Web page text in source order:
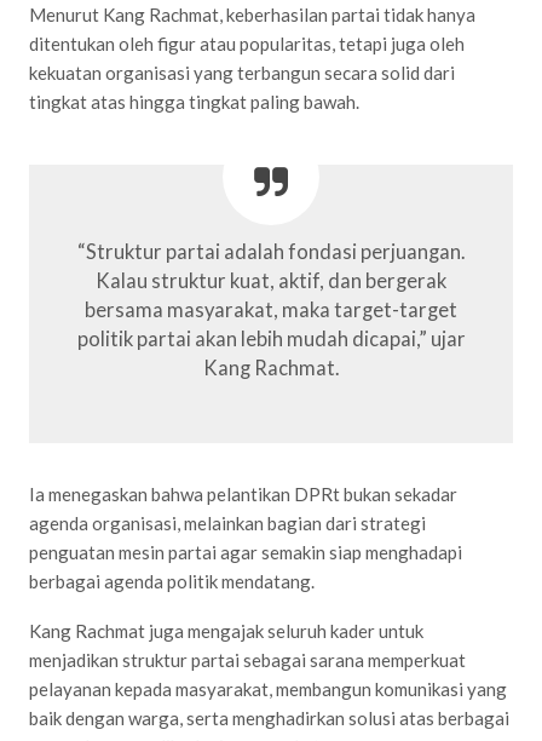
Menurut Kang Rachmat, keberhasilan partai tidak hanya
ditentukan oleh figur atau popularitas, tetapi juga oleh
kekuatan organisasi yang terbangun secara solid dari
tingkat atas hingga tingkat paling bawah.
“Struktur partai adalah fondasi perjuangan.
Kalau struktur kuat, aktif, dan bergerak
bersama masyarakat, maka target-target
politik partai akan lebih mudah dicapai,” ujar
Kang Rachmat.
Ia menegaskan bahwa pelantikan DPRt bukan sekadar
agenda organisasi, melainkan bagian dari strategi
penguatan mesin partai agar semakin siap menghadapi
berbagai agenda politik mendatang.
Kang Rachmat juga mengajak seluruh kader untuk
menjadikan struktur partai sebagai sarana memperkuat
pelayanan kepada masyarakat, membangun komunikasi yang
baik dengan warga, serta menghadirkan solusi atas berbagai